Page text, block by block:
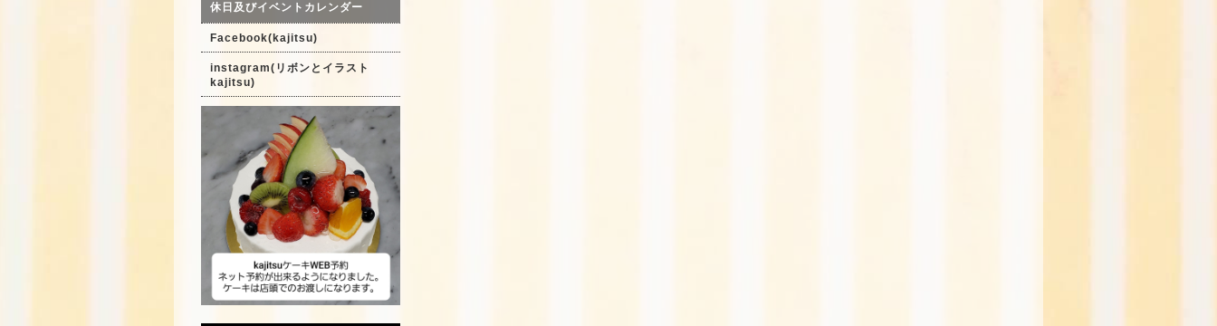
休日及びイベントカレンダー
Facebook(kajitsu)
instagram(リボンとイラスト
kajitsu)